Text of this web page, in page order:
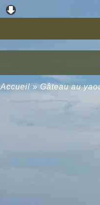
Accueil »Gâteau au